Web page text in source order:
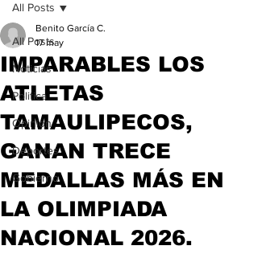
All Posts
Noticias
Politica
Opinion
Deportes
Gobierno
All Posts
IMPARABLES LOS
ATLETAS
TAMAULIPECOS,
GANAN TRECE
MEDALLAS MÁS EN
LA OLIMPIADA
NACIONAL 2026.
Benito García C.
17 may